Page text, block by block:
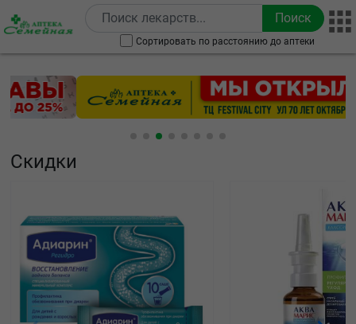
Сортировать по расстоянию до аптеки
Скидки